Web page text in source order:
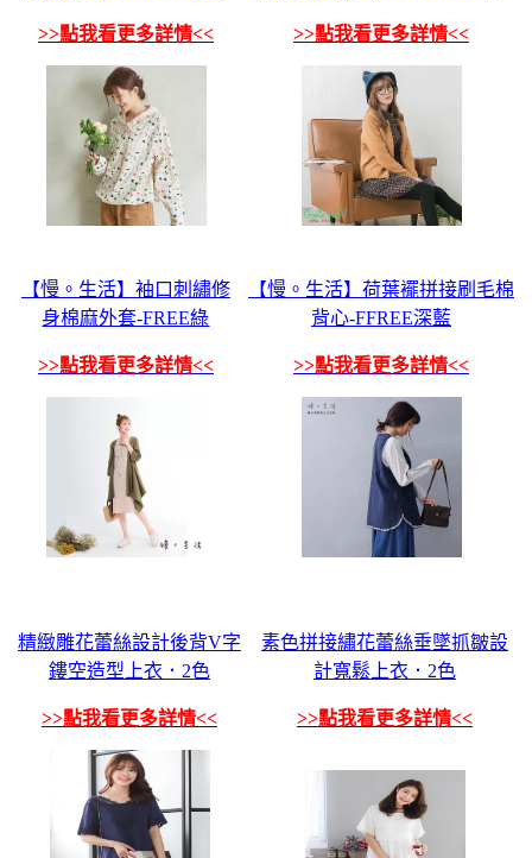
>>點我看更多詳情<< >>點我看更多詳情<<
【慢。生活】袖口刺繡修
身棉麻外套-FREE綠
>>點我看更多詳情<<
【慢。生活】荷葉襬拼接刷毛棉
背心-FFREE深藍
>>點我看更多詳情<<
精緻雕花蕾絲設計後背V字
鏤空造型上衣．2色
>>點我看更多詳情<<
素色拼接繡花蕾絲垂墜抓皺設
計寬鬆上衣．2色
>>點我看更多詳情<<